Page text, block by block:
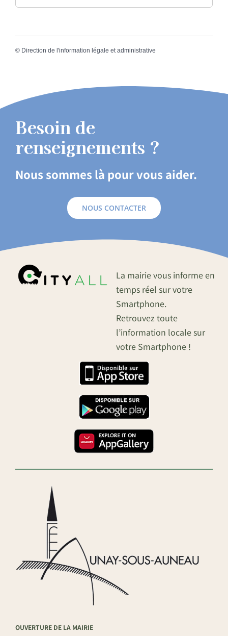
© Direction de l'information légale et administrative
Besoin de
renseignements ?
Nous sommes là pour vous aider.
NOUS CONTACTER
La mairie vous informe en
temps réel sur votre
Smartphone.
Retrouvez toute
l’information locale sur
votre Smartphone !
OUVERTURE DE LA MAIRIE